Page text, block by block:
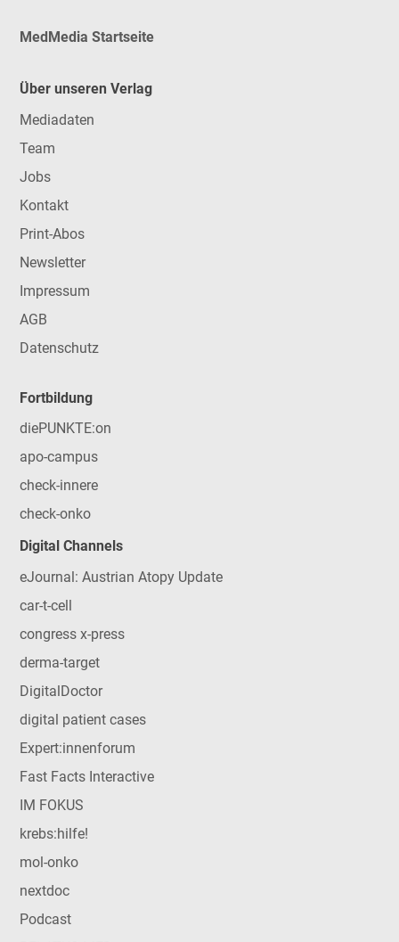
MedMedia Startseite
Über unseren Verlag
Mediadaten
Team
Jobs
Kontakt
Print-Abos
Newsletter
Impressum
AGB
Datenschutz
Fortbildung
diePUNKTE:on
apo-campus
check-innere
check-onko
Digital Channels
eJournal: Austrian Atopy Update
car-t-cell
congress x-press
derma-target
DigitalDoctor
digital patient cases
Expert:innenforum
Fast Facts Interactive
IM FOKUS
krebs:hilfe!
mol-onko
nextdoc
Podcast